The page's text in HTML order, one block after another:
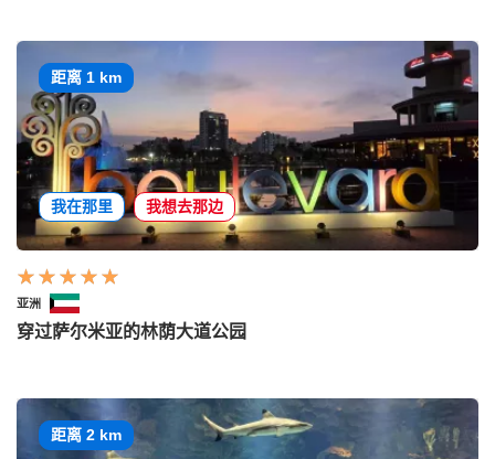
距离 1 km
我在那里 我想去那边
亚洲
穿过萨尔米亚的林荫大道公园
距离 2 km